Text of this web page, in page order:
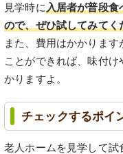
見学時に 入居者が普段
ので、ぜひ試してみてく
また、費用はかかりま
ことができれば、味付
かりますよ。
チェックするポイ
老人ホームを見学して